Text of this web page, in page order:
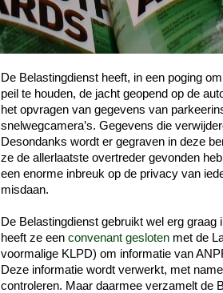
De Belastingdienst heeft, in een poging
peil te houden, de jacht geopend op de
het opvragen van gegevens van
snelwegcamera’s. Gegevens die
Desondanks wordt er gegraven in deze
ze de allerlaatste overtreder gevonden
een enorme inbreuk op de privacy van
misdaan.
De Belastingdienst gebruikt wel erg graag
heeft ze een convenant gesloten met de
voormalige KLPD) om informatie van
Deze informatie wordt verwerkt, met
controleren. Maar daarmee verzamelt de